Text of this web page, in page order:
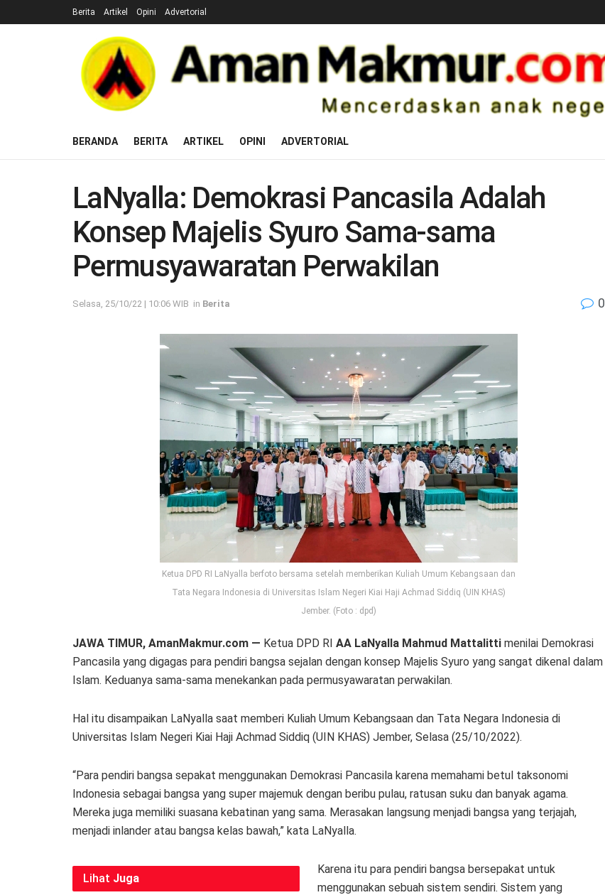
Berita Artikel Opini Advertorial
BERANDA BERITA ARTIKEL OPINI ADVERTORIAL
LaNyalla: Demokrasi Pancasila Adalah
Konsep Majelis Syuro Sama-sama
Permusyawaratan Perwakilan
Selasa, 25/10/22 | 10:06 WIB in Berita 0
Ketua DPD RI LaNyalla berfoto bersama setelah memberikan Kuliah Umum Kebangsaan dan
Tata Negara Indonesia di Universitas Islam Negeri Kiai Haji Achmad Siddiq (UIN KHAS)
Jember. (Foto : dpd)
JAWA TIMUR, AmanMakmur.com — Ketua DPD RI AA LaNyalla Mahmud Mattalitti menilai Demokrasi
Pancasila yang digagas para pendiri bangsa sejalan dengan konsep Majelis Syuro yang sangat dikenal dalam
Islam. Keduanya sama-sama menekankan pada permusyawaratan perwakilan.
Hal itu disampaikan LaNyalla saat memberi Kuliah Umum Kebangsaan dan Tata Negara Indonesia di
Universitas Islam Negeri Kiai Haji Achmad Siddiq (UIN KHAS) Jember, Selasa (25/10/2022).
“Para pendiri bangsa sepakat menggunakan Demokrasi Pancasila karena memahami betul taksonomi
Indonesia sebagai bangsa yang super majemuk dengan beribu pulau, ratusan suku dan banyak agama.
Mereka juga memiliki suasana kebatinan yang sama. Merasakan langsung menjadi bangsa yang terjajah,
menjadi inlander atau bangsa kelas bawah,” kata LaNyalla.
Lihat Juga
Karena itu para pendiri bangsa bersepakat untuk
menggunakan sebuah sistem sendiri. Sistem yang